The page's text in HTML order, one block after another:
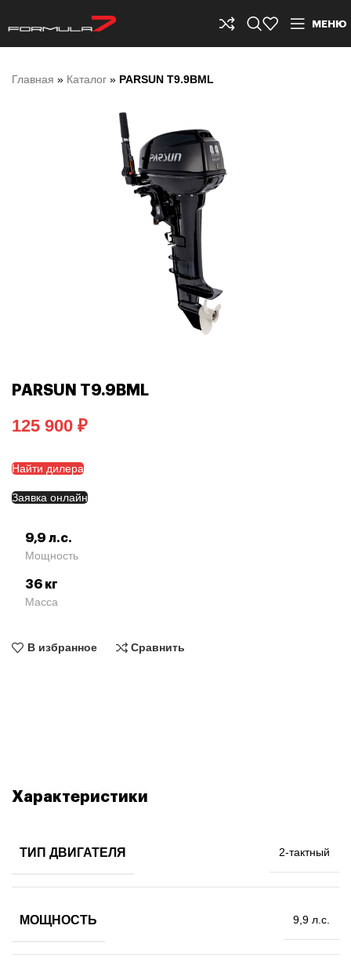
МЕНЮ
Главная » Каталог » PARSUN T9.9BML
PARSUN T9.9BML
₽
Найти дилера
Заявка онлайн
9,9 л.с.
Мощность
36 кг
Масса
В избранное Сравнить
Характеристики
ТИП ДВИГАТЕЛЯ 2-тактный
МОЩНОСТЬ 9,9 л.с.